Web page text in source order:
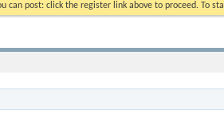
can post: click the register link above to proceed. To